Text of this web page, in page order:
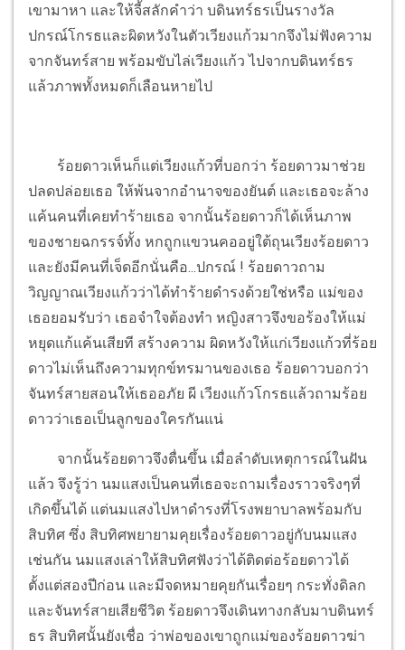
เขามาหา และให้จี้สลักคำว่า บดินทร์ธรเป็นรางวัล
ปกรณ์โกรธและผิดหวังในตัวเวียงแก้วมากจึงไม่ฟังความ
จากจันทร์สาย พร้อมขับไล่เวียงแก้ว ไปจากบดินทร์ธร
แล้วภาพทั้งหมดก็เลือนหายไป
ร้อยดาวเห็นก็แต่เวียงแก้วที่บอกว่า ร้อยดาวมาช่วย
ปลดปล่อยเธอ ให้พ้นจากอำนาจของยันต์ และเธอจะล้าง
แค้นคนที่เคยทำร้ายเธอ จากนั้นร้อยดาวก็ได้เห็นภาพ
ของชายฉกรรจ์ทั้ง หกถูกแขวนคออยู่ใต้ถุนเวียงร้อยดาว
และยังมีคนที่เจ็ดอีกนั่นคือ...ปกรณ์ ! ร้อยดาวถาม
วิญญาณเวียงแก้วว่าได้ทำร้ายดำรงด้วยใช่หรือ แม่ของ
เธอยอมรับว่า เธอจำใจต้องทำ หญิงสาวจึงขอร้องให้แม่
หยุดแก้แค้นเสียที สร้างความ ผิดหวังให้แก่เวียงแก้วที่ร้อย
ดาวไม่เห็นถึงความทุกข์ทรมานของเธอ ร้อยดาวบอกว่า
จันทร์สายสอนให้เธออภัย ผี เวียงแก้วโกรธแล้วถามร้อย
ดาวว่าเธอเป็นลูกของใครกันแน่
จากนั้นร้อยดาวจึงตื่นขึ้น เมื่อลำดับเหตุการณ์ในฝัน
แล้ว จึงรู้ว่า นมแสงเป็นคนที่เธอจะถามเรื่องราวจริงๆที่
เกิดขึ้นได้ แต่นมแสงไปหาดำรงที่โรงพยาบาลพร้อมกับ
สิบทิศ ซึ่ง สิบทิศพยายามคุยเรื่องร้อยดาวอยู่กับนมแสง
เช่นกัน นมแสงเล่าให้สิบทิศฟังว่าได้ติดต่อร้อยดาวได้
ตั้งแต่สองปีก่อน และมีจดหมายคุยกันเรื่อยๆ กระทั่งดิลก
และจันทร์สายเสียชีวิต ร้อยดาวจึงเดินทางกลับมาบดินทร์
ธร สิบทิศนั้นยังเชื่อ ว่าพ่อของเขาถูกแม่ของร้อยดาวฆ่า